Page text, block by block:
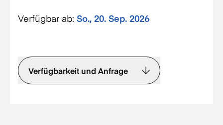
Verfügbar ab: So., 20. Sep. 2026
Verfügbarkeit und Anfrage